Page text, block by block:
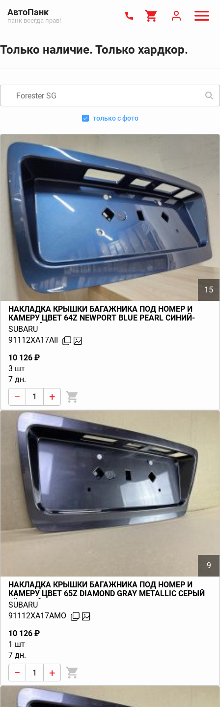
АвтоПанк
панк всегда прав!
Только наличие. Только хардкор.
только с фото
15
НАКЛАДКА КРЫШКИ БАГАЖНИКА ПОД НОМЕР И
КАМЕРУ ЦВЕТ 64Z NEWPORT BLUE PEARL СИНИЙ-
ГОЛУБОЙ TRIBECA B9 (W10) 2006-2014
SUBARU
91112XA17AII
10 126 ₽
3 шт
7 дн.
− +
9
НАКЛАДКА КРЫШКИ БАГАЖНИКА ПОД НОМЕР И
КАМЕРУ ЦВЕТ 65Z DIAMOND GRAY METALLIC СЕРЫЙ
ТЁМНЫЙ TRIBECA B9 (W10) 2006-2014
SUBARU
91112XA17AMO
10 126 ₽
1 шт
7 дн.
− +